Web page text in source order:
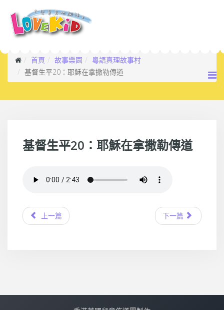
首頁 故事樂園
粵語真理故事村
基督生平20：耶穌在拿撒勒傳道
基督生平20：耶穌在拿撒勒傳道
上一篇 下一篇